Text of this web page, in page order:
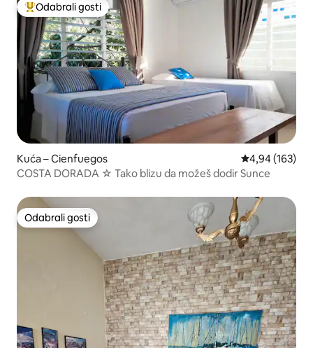
Među najviše rangiranima s oznakom „Odabrali gosti”
Odabrali gosti
Kuća – Cienfuegos Prosječna
4,94 (163)
COSTA DORADA ☆ Tako blizu da možeš dodir Sunce
Odabrali gosti
Odabrali gosti